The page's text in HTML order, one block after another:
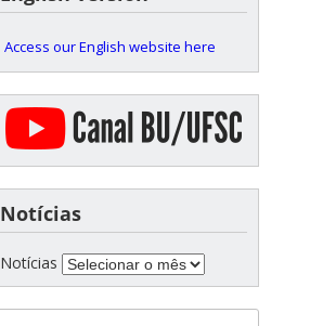
Access our English website here
Notícias
Notícias